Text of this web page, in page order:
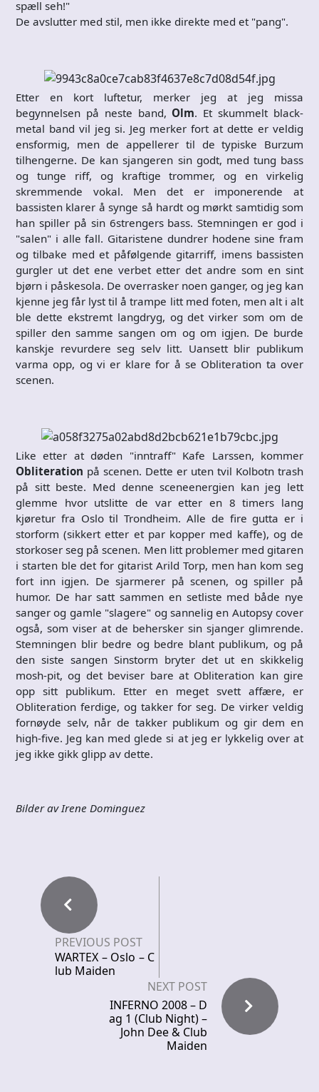
spæll seh!"
De avslutter med stil, men ikke direkte med et "pang".
Etter en kort luftetur, merker jeg at jeg missa
begynnelsen på neste band, Olm. Et skummelt black-
metal band vil jeg si. Jeg merker fort at dette er veldig
ensformig, men de appellerer til de typiske Burzum
tilhengerne. De kan sjangeren sin godt, med tung bass
og tunge riff, og kraftige trommer, og en virkelig
skremmende vokal. Men det er imponerende at
bassisten klarer å synge så hardt og mørkt samtidig som
han spiller på sin 6strengers bass. Stemningen er god i
"salen" i alle fall. Gitaristene dundrer hodene sine fram
og tilbake med et påfølgende gitarriff, imens bassisten
gurgler ut det ene verbet etter det andre som en sint
bjørn i påskesola. De overrasker noen ganger, og jeg kan
kjenne jeg får lyst til å trampe litt med foten, men alt i alt
ble dette ekstremt langdryg, og det virker som om de
spiller den samme sangen om og om igjen. De burde
kanskje revurdere seg selv litt. Uansett blir publikum
varma opp, og vi er klare for å se Obliteration ta over
scenen.
Like etter at døden "inntraff" Kafe Larssen, kommer
Obliteration på scenen. Dette er uten tvil Kolbotn trash
på sitt beste. Med denne sceneenergien kan jeg lett
glemme hvor utslitte de var etter en 8 timers lang
kjøretur fra Oslo til Trondheim. Alle de fire gutta er i
storform (sikkert etter et par kopper med kaffe), og de
storkoser seg på scenen. Men litt problemer med gitaren
i starten ble det for gitarist Arild Torp, men han kom seg
fort inn igjen. De sjarmerer på scenen, og spiller på
humor. De har satt sammen en setliste med både nye
sanger og gamle "slagere" og sannelig en Autopsy cover
også, som viser at de behersker sin sjanger glimrende.
Stemningen blir bedre og bedre blant publikum, og på
den siste sangen Sinstorm bryter det ut en skikkelig
mosh-pit, og det beviser bare at Obliteration kan gire
opp sitt publikum. Etter en meget svett affære, er
Obliteration ferdige, og takker for seg. De virker veldig
fornøyde selv, når de takker publikum og gir dem en
high-five. Jeg kan med glede si at jeg er lykkelig over at
jeg ikke gikk glipp av dette.
Bilder av Irene Dominguez
PREVIOUS POST
WARTEX – Oslo – C
lub Maiden
NEXT POST
INFERNO 2008 – D
ag 1 (Club Night) –
John Dee & Club
Maiden